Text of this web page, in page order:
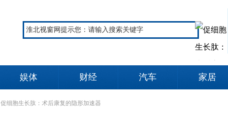
娱体 财经 汽车 家居
促细胞生长肽：术后康复的隐形加速器